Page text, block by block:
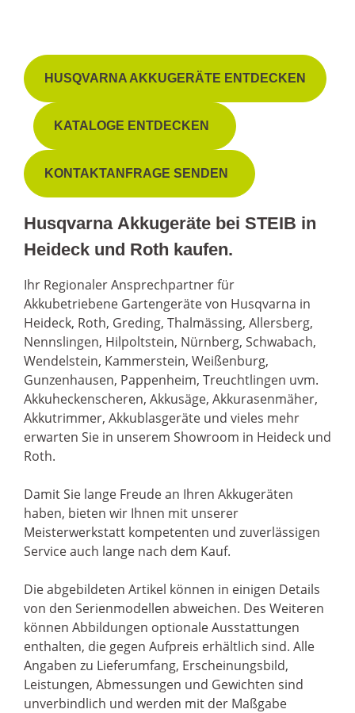
HUSQVARNA AKKUGERÄTE ENTDECKEN
KATALOGE ENTDECKEN
KONTAKTANFRAGE SENDEN
Husqvarna Akkugeräte bei STEIB in
Heideck und Roth kaufen.
Ihr Regionaler Ansprechpartner für
Akkubetriebene Gartengeräte von Husqvarna in
Heideck, Roth, Greding, Thalmässing, Allersberg,
Nennslingen, Hilpoltstein, Nürnberg, Schwabach,
Wendelstein, Kammerstein, Weißenburg,
Gunzenhausen, Pappenheim, Treuchtlingen uvm.
Akkuheckenscheren, Akkusäge, Akkurasenmäher,
Akkutrimmer, Akkublasgeräte und vieles mehr
erwarten Sie in unserem Showroom in Heideck und
Roth.
Damit Sie lange Freude an Ihren Akkugeräten
haben, bieten wir Ihnen mit unserer
Meisterwerkstatt kompetenten und zuverlässigen
Service auch lange nach dem Kauf.
Die abgebildeten Artikel können in einigen Details
von den Serienmodellen abweichen. Des Weiteren
können Abbildungen optionale Ausstattungen
enthalten, die gegen Aufpreis erhältlich sind. Alle
Angaben zu Lieferumfang, Erscheinungsbild,
Leistungen, Abmessungen und Gewichten sind
unverbindlich und werden mit der Maßgabe